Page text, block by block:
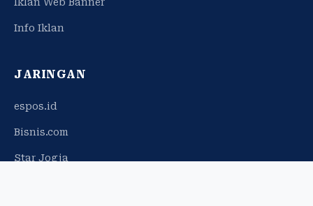
Info Iklan
JARINGAN
espos.id
Bisnis.com
Star Jogja